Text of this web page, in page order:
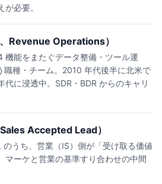
必要。
Revenue Operations）
機能をまたぐデータ整備・ツール運
職種・チーム。2010 年代後半に北米で
に浸透中。SDR・BDR からのキャリ
Accepted Lead）
うち、営業（IS）側が「受け取る価値
マーケと営業の基準すり合わせの中間